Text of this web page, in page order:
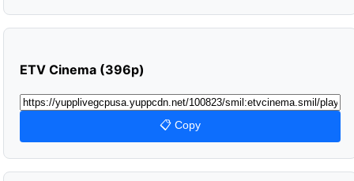
ETV Cinema (396p)
📋 Copy